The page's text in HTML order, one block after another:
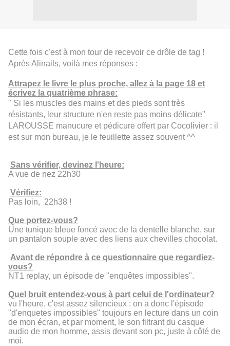
Cette fois c'est à mon tour de recevoir ce drôle de tag !
Après Alinails, voilà mes réponses :
Attrapez le livre le plus proche, allez à la page 18 et
écrivez la quatrième phrase:
" Si les muscles des mains et des pieds sont très
résistants, leur structure n'en reste pas moins délicate"
LAROUSSE manucure et pédicure offert par Cocolivier : il
est sur mon bureau, je le feuillette assez souvent ^^
Sans vérifier, devinez l'heure:
A vue de nez 22h30
Vérifiez:
Pas loin, 22h38 !
Que portez-vous?
Une tunique bleue foncé avec de la dentelle blanche, sur
un pantalon souple avec des liens aux chevilles chocolat.
Avant de répondre à ce questionnaire que regardiez-
vous?
NT1 replay, un épisode de "enquêtes impossibles".
Quel bruit entendez-vous à part celui de l'ordinateur?
vu l'heure, c'est assez silencieux : on a donc l'épisode
"d'enquetes impossibles" toujours en lecture dans un coin
de mon écran, et par moment, le son filtrant du casque
audio de mon homme, assis devant son pc, juste à côté de
moi.